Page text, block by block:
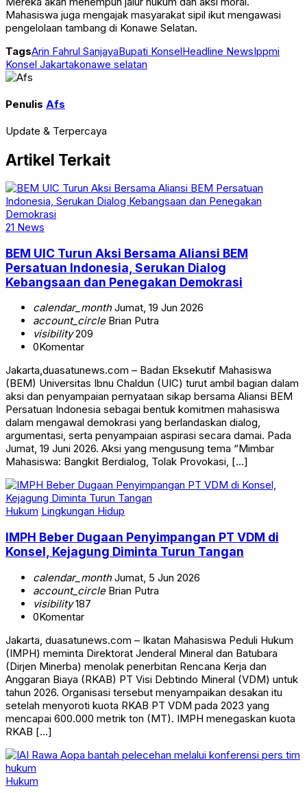
Mahasiswa juga mengajak masyarakat sipil ikut mengawasi
pengelolaan tambang di Konawe Selatan.
TagsArin Fahrul SanjayaBupati KonselHeadline NewsIppmi
Konsel Jakartakonawe selatan
Penulis Afs
Update & Terpercaya
Artikel Terkait
21 News
BEM UIC Turun Aksi Bersama Aliansi BEM
Persatuan Indonesia, Serukan Dialog
Kebangsaan dan Penegakan Demokrasi
calendar_monthJumat, 19 Jun 2026
account_circleBrian Putra
visibility209
0Komentar
Jakarta,duasatunews.com – Badan Eksekutif Mahasiswa
(BEM) Universitas Ibnu Chaldun (UIC) turut ambil bagian dalam
aksi dan penyampaian pernyataan sikap bersama Aliansi BEM
Persatuan Indonesia sebagai bentuk komitmen mahasiswa
dalam mengawal demokrasi yang berlandaskan dialog,
argumentasi, serta penyampaian aspirasi secara damai. Pada
Jumat, 19 Juni 2026. Aksi yang mengusung tema “Mimbar
Mahasiswa: Bangkit Berdialog, Tolak Provokasi, […]
Hukum Lingkungan Hidup
IMPH Beber Dugaan Penyimpangan PT VDM di
Konsel, Kejagung Diminta Turun Tangan
calendar_monthJumat, 5 Jun 2026
account_circleBrian Putra
visibility187
0Komentar
Jakarta, duasatunews.com – Ikatan Mahasiswa Peduli Hukum
(IMPH) meminta Direktorat Jenderal Mineral dan Batubara
(Dirjen Minerba) menolak penerbitan Rencana Kerja dan
Anggaran Biaya (RKAB) PT Visi Debtindo Mineral (VDM) untuk
tahun 2026. Organisasi tersebut menyampaikan desakan itu
setelah menyoroti kuota RKAB PT VDM pada 2023 yang
mencapai 600.000 metrik ton (MT). IMPH menegaskan kuota
RKAB […]
Hukum